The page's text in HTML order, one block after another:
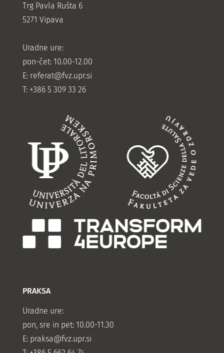
Trg Pavla Rušta 6
5271 Vipava
Uradne ure:
pon-čet: 10.00-12.00
E: referat@fvz.upr.si
T: +386 5 309 33 26
PRAKSA
Uradne ure:
pon, sre in pet: 10.00-11.30
E: praksa@fvz.upr.si